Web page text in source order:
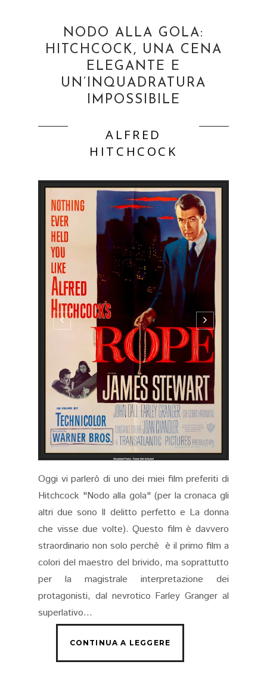
NODO ALLA GOLA:
HITCHCOCK, UNA CENA
ELEGANTE E
UN’INQUADRATURA
IMPOSSIBILE
ALFRED
HITCHCOCK
Oggi vi parlerò di uno dei miei film preferiti di
Hitchcock "Nodo alla gola" (per la cronaca gli
altri due sono Il delitto perfetto e La donna
che visse due volte). Questo film è davvero
straordinario non solo perchè è il primo film a
colori del maestro del brivido, ma soprattutto
per la magistrale interpretazione dei
protagonisti, dal nevrotico Farley Granger al
superlativo...